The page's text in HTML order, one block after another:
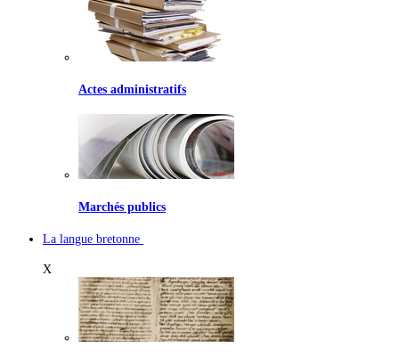
Actes administratifs
Marchés publics
La langue bretonne
X